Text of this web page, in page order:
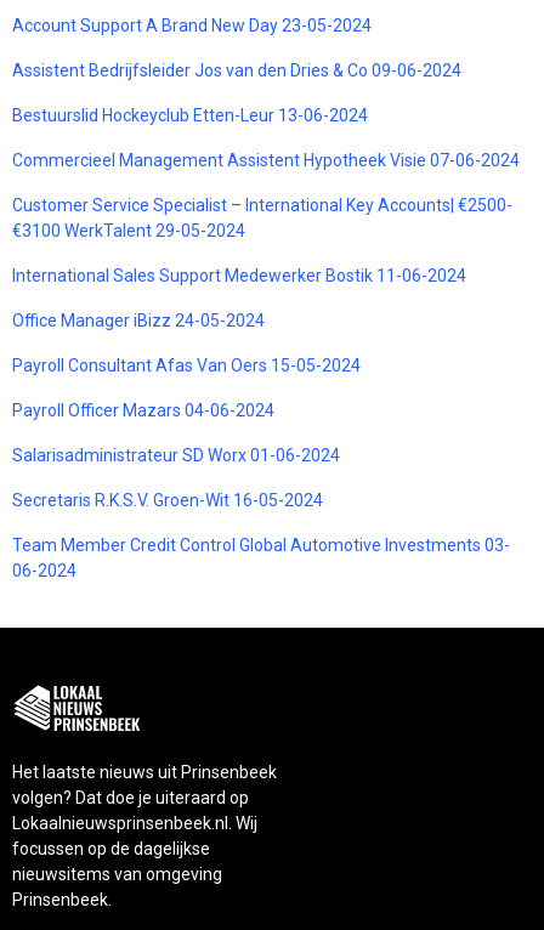
Account Support A Brand New Day 23-05-2024
Assistent Bedrijfsleider Jos van den Dries & Co 09-06-2024
Bestuurslid Hockeyclub Etten-Leur 13-06-2024
Commercieel Management Assistent Hypotheek Visie 07-06-2024
Customer Service Specialist – International Key Accounts| €2500-
€3100 WerkTalent 29-05-2024
International Sales Support Medewerker Bostik 11-06-2024
Office Manager iBizz 24-05-2024
Payroll Consultant Afas Van Oers 15-05-2024
Payroll Officer Mazars 04-06-2024
Salarisadministrateur SD Worx 01-06-2024
Secretaris R.K.S.V. Groen-Wit 16-05-2024
Team Member Credit Control Global Automotive Investments 03-
06-2024
Het laatste nieuws uit Prinsenbeek
volgen? Dat doe je uiteraard op
Lokaalnieuwsprinsenbeek.nl. Wij
focussen op de dagelijkse
nieuwsitems van omgeving
Prinsenbeek.